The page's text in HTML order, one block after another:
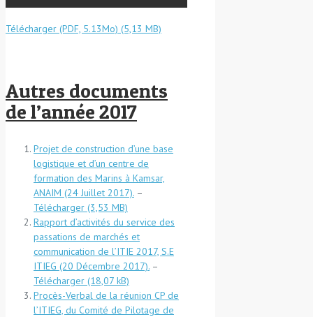
Télécharger (PDF, 5.13Mo)
Autres documents
de l’année 2017
Projet de construction d’une base
logistique et d’un centre de
formation des Marins à Kamsar,
ANAIM (24 Juillet 2017). –
Télécharger
Rapport d’activités du service des
passations de marchés et
communication de l’ITIE 2017, S.E
ITIEG (20 Décembre 2017). –
Télécharger
Procès-Verbal de la réunion CP de
l’ITIEG, du Comité de Pilotage de